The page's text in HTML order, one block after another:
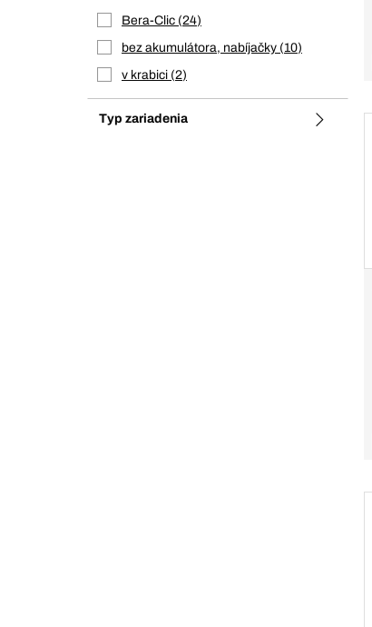
Bera-Clic 24
bez akumulátora, nabíjačky 10
v krabici 2
Typ zariadenia